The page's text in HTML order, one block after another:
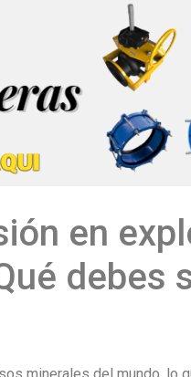
en
debes